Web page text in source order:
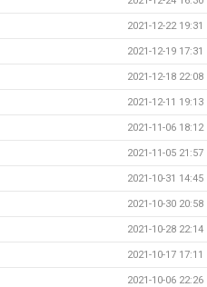
2021-12-22 19:31
2021-12-19 17:31
2021-12-18 22:08
2021-12-11 19:13
2021-11-06 18:12
2021-11-05 21:57
2021-10-31 14:45
2021-10-30 20:58
2021-10-28 22:14
2021-10-17 17:11
2021-10-06 22:26